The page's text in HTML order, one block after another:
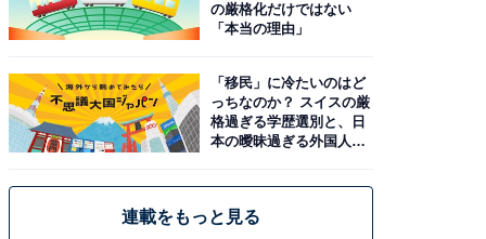
の厳格化だけではない
「本当の理由」
「移民」に冷たいのはど
っちなのか？ スイスの厳
格過ぎる学歴選別と、日
本の曖昧過ぎる外国人政
連載をもっと見る